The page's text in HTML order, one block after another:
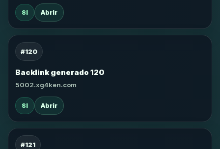
SI Abrir
#120
Backlink generado 120
5002.xg4ken.com
SI Abrir
#121